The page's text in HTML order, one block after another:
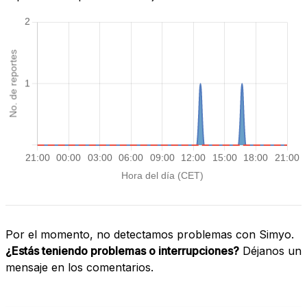
Por el momento, no detectamos problemas con Simyo.
¿Estás teniendo problemas o interrupciones? Déjanos un
mensaje en los comentarios.